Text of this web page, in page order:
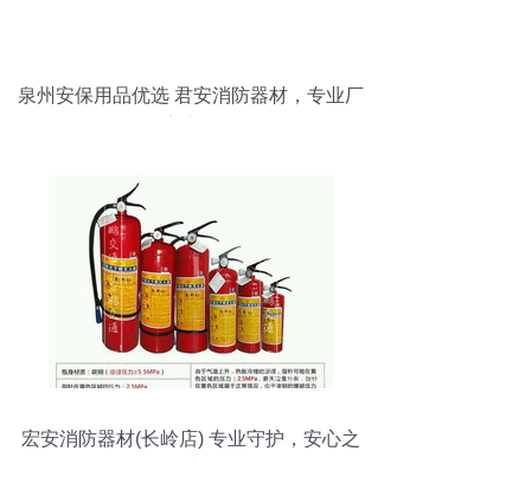
泉州安保用品优选 君安消防器材，专业厂
宏安消防器材(长岭店) 专业守护，安心之